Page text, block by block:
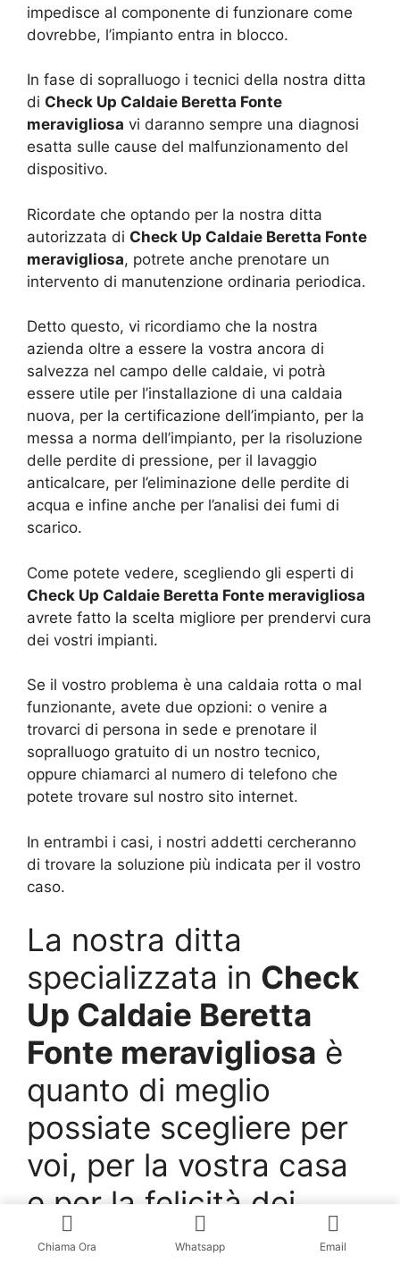
impedisce al componente di funzionare come
dovrebbe, l’impianto entra in blocco.
In fase di sopralluogo i tecnici della nostra ditta
di Check Up Caldaie Beretta Fonte
meravigliosa vi daranno sempre una diagnosi
esatta sulle cause del malfunzionamento del
dispositivo.
Ricordate che optando per la nostra ditta
autorizzata di Check Up Caldaie Beretta Fonte
meravigliosa, potrete anche prenotare un
intervento di manutenzione ordinaria periodica.
Detto questo, vi ricordiamo che la nostra
azienda oltre a essere la vostra ancora di
salvezza nel campo delle caldaie, vi potrà
essere utile per l’installazione di una caldaia
nuova, per la certificazione dell’impianto, per la
messa a norma dell’impianto, per la risoluzione
delle perdite di pressione, per il lavaggio
anticalcare, per l’eliminazione delle perdite di
acqua e infine anche per l’analisi dei fumi di
scarico.
Come potete vedere, scegliendo gli esperti di
Check Up Caldaie Beretta Fonte meravigliosa
avrete fatto la scelta migliore per prendervi cura
dei vostri impianti.
Se il vostro problema è una caldaia rotta o mal
funzionante, avete due opzioni: o venire a
trovarci di persona in sede e prenotare il
sopralluogo gratuito di un nostro tecnico,
oppure chiamarci al numero di telefono che
potete trovare sul nostro sito internet.
In entrambi i casi, i nostri addetti cercheranno
di trovare la soluzione più indicata per il vostro
caso.
La nostra ditta
specializzata in Check
Up Caldaie Beretta
Fonte meravigliosa è
quanto di meglio
possiate scegliere per
voi, per la vostra casa
e per la felicità dei
vostri familiari.
Chiama Ora Whatsapp Email